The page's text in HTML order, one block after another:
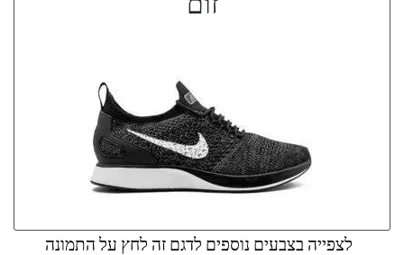
לצפייה בצבעים נוספים לדגם זה לחץ על התמונה